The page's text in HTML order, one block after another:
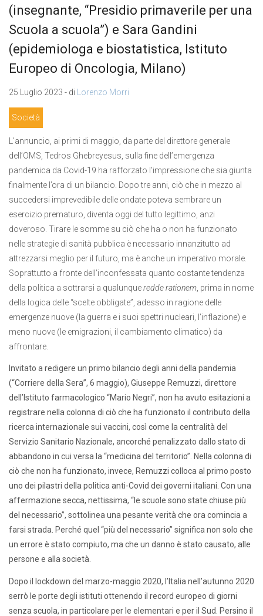
(insegnante, “Presidio primaverile per una
Scuola a scuola”) e Sara Gandini
(epidemiologa e biostatistica, Istituto
Europeo di Oncologia, Milano)
25 Luglio 2023 - di Lorenzo Morri
Società
L’annuncio, ai primi di maggio, da parte del direttore generale
dell’OMS, Tedros Ghebreyesus, sulla fine dell’emergenza
pandemica da Covid-19 ha rafforzato l’impressione che sia giunta
finalmente l’ora di un bilancio. Dopo tre anni, ciò che in mezzo al
succedersi imprevedibile delle ondate poteva sembrare un
esercizio prematuro, diventa oggi del tutto legittimo, anzi
doveroso. Tirare le somme su ciò che ha o non ha funzionato
nelle strategie di sanità pubblica è necessario innanzitutto ad
attrezzarsi meglio per il futuro, ma è anche un imperativo morale.
Soprattutto a fronte dell’inconfessata quanto costante tendenza
della politica a sottrarsi a qualunqueredde rationem , prima in nome
della logica delle “scelte obbligate”, adesso in ragione delle
emergenze nuove (la guerra e i suoi spettri nucleari, l’inflazione) e
meno nuove (le emigrazioni, il cambiamento climatico) da
affrontare.
Invitato a redigere un primo bilancio degli anni della pandemia
(“Corriere della Sera”, 6 maggio), Giuseppe Remuzzi, direttore
dell’Istituto farmacologico “Mario Negri”, non ha avuto esitazioni a
registrare nella colonna di ciò che ha funzionato il contributo della
ricerca internazionale sui vaccini, così come la centralità del
Servizio Sanitario Nazionale, ancorché penalizzato dallo stato di
abbandono in cui versa la “medicina del territorio”. Nella colonna di
ciò che non ha funzionato, invece, Remuzzi colloca al primo posto
uno dei pilastri della politica anti-Covid dei governi italiani. Con una
affermazione secca, nettissima, “le scuole sono state chiuse più
del necessario”, sottolinea una pesante verità che ora comincia a
farsi strada. Perché quel “più del necessario” significa non solo che
un errore è stato compiuto, ma che un danno è stato causato, alle
persone e alla società.
Dopo il lockdown del marzo-maggio 2020, l’Italia nell’autunno 2020
serrò le porte degli istituti ottenendo il record europeo di giorni
senza scuola, in particolare per le elementari e per il Sud. Persino il